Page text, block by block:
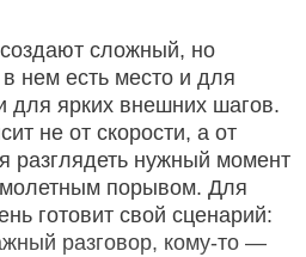
сложный, но
нем есть место и для
для ярких внешних шагов.
не от скорости, а от
разглядеть нужный момент
порывом. Для
готовит свой сценарий:
разговор, кому‑то —